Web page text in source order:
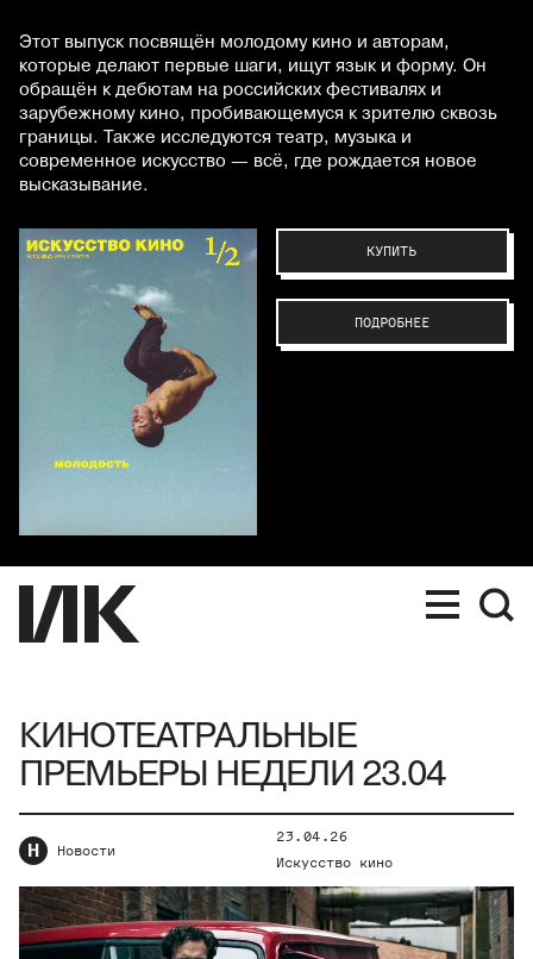
Этот выпуск посвящён молодому кино и авторам,
которые делают первые шаги, ищут язык и форму. Он
обращён к дебютам на российских фестивалях и
зарубежному кино, пробивающемуся к зрителю сквозь
границы. Также исследуются театр, музыка и
современное искусство — всё, где рождается новое
высказывание.
КУПИТЬ
ПОДРОБНЕЕ
КИНОТЕАТРАЛЬНЫЕ
ПРЕМЬЕРЫ НЕДЕЛИ 23.04
Н Новости
23.04.26
Искусство кино